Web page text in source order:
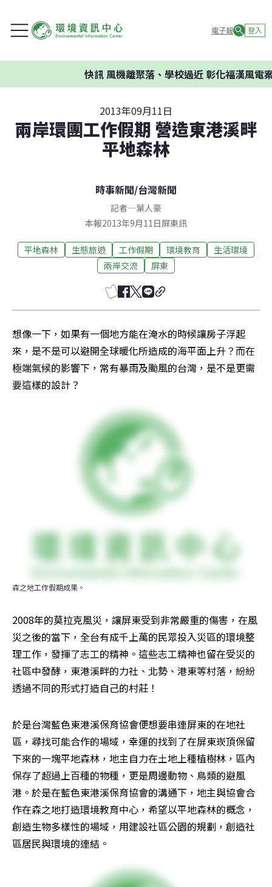
電子報 登入
風機離聚落、學校過近 彰化福漢風電案環
2013年09月11日
兩岸環團工作假期 營造東港溪畔
平地森林
時事新聞/台灣新聞
記者—葉人豪
本報2013年9月11日屏東訊
平地森林 生態旅遊 工作假期 環境教育
生活環境
兩岸交流
屏東
想像一下，如果有一個地方能在淹水的時候讓房子浮起
來，是不是可以避開全球暖化所造成的海平面上升？而在
極端氣候的影響下，常有暴雨及颱風的台灣，是不是更需
要這樣的設計？
森之地工作假期成果。
2008年的莫拉克風災，讓屏東受到非常嚴重的傷害，在風
災之後的當下，全台有成千上萬的民眾投入災區的環境整
理工作，發揮了志工的精神。這些志工精神也留在受災的
社區中發酵，東港溪畔的力社、北勢、港東等村落，紛紛
透過不同的形式打造自己的村莊！
於是台灣藍色東港溪保育協會便想要串連屏東的在地社
區，尋找可能合作的場域，幸運的找到了在屏東崁頂保留
下來的一塊平地森林，地主自力在土地上種植樹林，區內
保存了超過上百種的物種，更是周邊動物、鳥類的避風
港。於是在藍色東港溪保育協會的溝通下，地主與協會合
作在森之地打造環境教育中心，希望以平地森林的概念，
創造生物多樣性的場域，用建設社區公園的規劃，創造社
區居民與環境的連結。